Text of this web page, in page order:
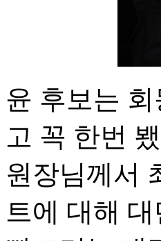
윤 후보는
고 꼭 한번
원장님께서
트에 대해